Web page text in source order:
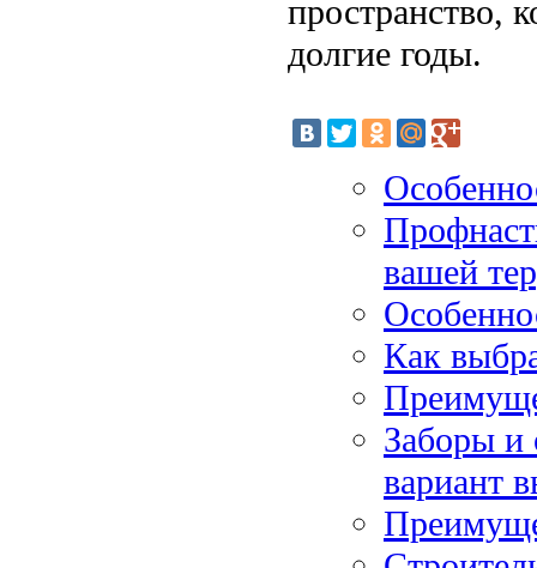
пространство,
долгие годы.
вашей
Как
Заборы и
вариант